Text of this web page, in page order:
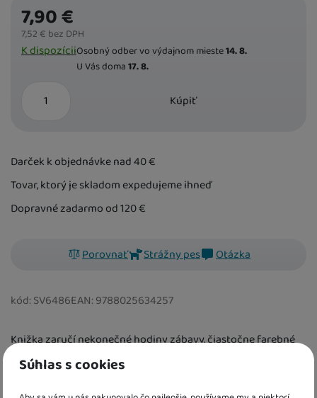
Súhlas s cookies
kód: SV6486EAN: 9788025634257
Knižka zaručí nekonečné hodiny zábavy, čiastočne farebné
obrázky zvierat z hôr je možné vymaľovávať stále dookola,
stačí len pridať vodu.
Dostupnost
K dispozíciiOsobný odber vo výdajnom mieste14. 8.
U Vás doma17. 8.
7,90€
7,52€ bez DPH
Kúpiť
Darček k objednávke nad 40€
Tovar, ktorý je skladom expedujeme ihneď
Dopravné zadarmo od 120€
Porovnať Strážny pes Otázka